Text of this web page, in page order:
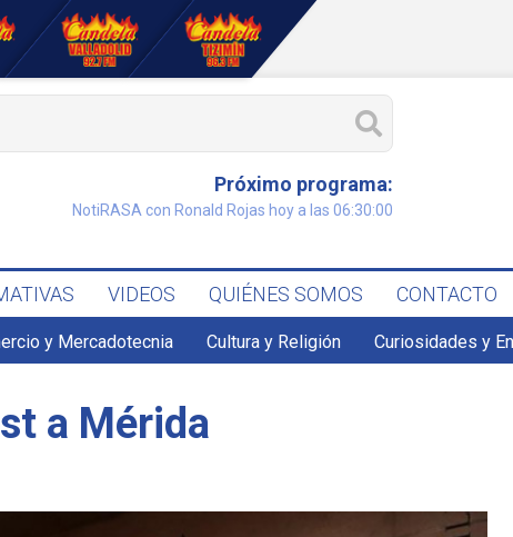
Próximo programa:
NotiRASA con Ronald Rojas hoy a las 06:30:00
VIDEOS QUIÉNES SOMOS CONTACTO
y Mercadotecnia Cultura y Religión Curiosidades y
a Mérida